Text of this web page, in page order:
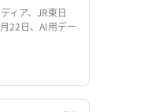
ィア、JR東日
22日、AI用デー